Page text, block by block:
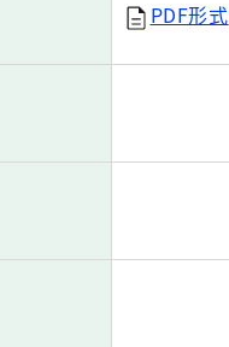
PDF形式